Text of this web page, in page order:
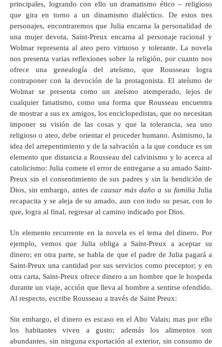
principales, logrando con ello un dramatismo ético – religioso
que gira en torno a un dinamismo dialéctico. De estos tres
personajes, encontraremos que Julia encarna la personalidad de
una mujer devota, Saint-Preux encarna al personaje racional y
Wolmar representa al ateo pero virtuoso y tolerante. La novela
nos presenta varias reflexiones sobre la religión, por cuanto nos
ofrece una genealogía del ateísmo, que Rousseau logra
contraponer con la devoción de la protagonista. El ateísmo de
Wolmar se presenta como un ateísmo atemperado, lejos de
cualquier fanatismo, como una forma que Rousseau encuentra
de mostrar a sus ex amigos, los enciclopedistas, que no necesitan
imponer su visión de las cosas y que la tolerancia, sea uno
religioso o ateo, debe orientar el proceder humano. Asimismo, la
idea del arrepentimiento y de la salvación a la que conduce es un
elemento que distancia a Rousseau del calvinismo y lo acerca al
catolicismo: Julia comete el error de entregarse a su amado Saint-
Preux sin el consentimiento de sus padres y sin la bendición de
Dios, sin embargo, antes de causar más daño a su familia Julia
recapacita y se aleja de su amado, aun con todo su pesar, con lo
que, logra al final, regresar al camino indicado por Dios.
Un elemento recurrente en la novela es el tema del dinero. Por
ejemplo, vemos que Julia obliga a Saint-Preux a aceptar su
dinero; en otra parte, se habla de que el padre de Julia pagará a
Saint-Preux una cantidad por sus servicios como preceptor; y en
otra carta, Saint-Preux ofrece dinero a un hombre que le hospeda
durante un viaje, acción que lleva al hombre a sentirse ofendido.
Al respecto, escribe Rousseau a través de Saint Preux:
Sin embargo, el dinero es escaso en el Alto Valais; mas por ello
los habitantes viven a gusto; además los alimentos son
abundantes, sin ninguna exportación al exterior, sin consumo de